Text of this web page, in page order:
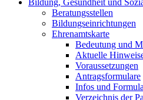
Bildung, Gesundheit und
Beratungsstellen
Bildungseinrichtungen
Ehrenamtskarte
Bedeutung und
Aktuelle
Voraussetzungen
Antragsformulare
Infos und
Verzeichnis der